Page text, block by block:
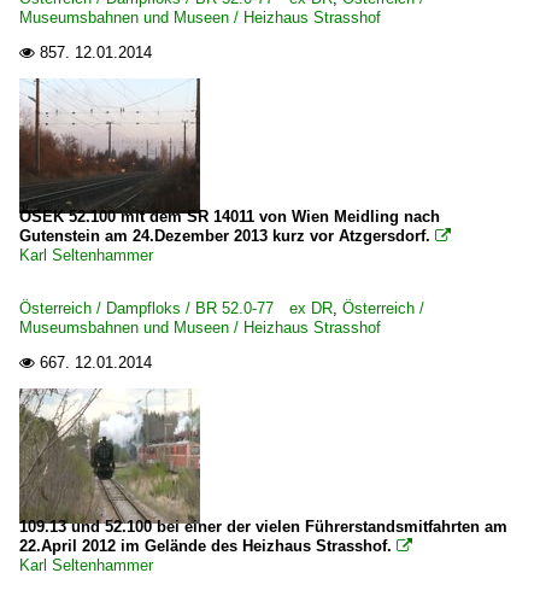
Museumsbahnen und Museen / Heizhaus Strasshof
 857. 12.01.2014
ÖSEK 52.100 mit dem SR 14011 von Wien Meidling nach
Gutenstein am 24.Dezember 2013 kurz vor Atzgersdorf. 
Karl Seltenhammer
Österreich / Dampfloks / BR 52.0-77 ex DR, Österreich /
Museumsbahnen und Museen / Heizhaus Strasshof
 667. 12.01.2014
109.13 und 52.100 bei einer der vielen Führerstandsmitfahrten am
22.April 2012 im Gelände des Heizhaus Strasshof. 
Karl Seltenhammer